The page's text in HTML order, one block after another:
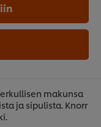
makunsa
ja sipulista. Knorr